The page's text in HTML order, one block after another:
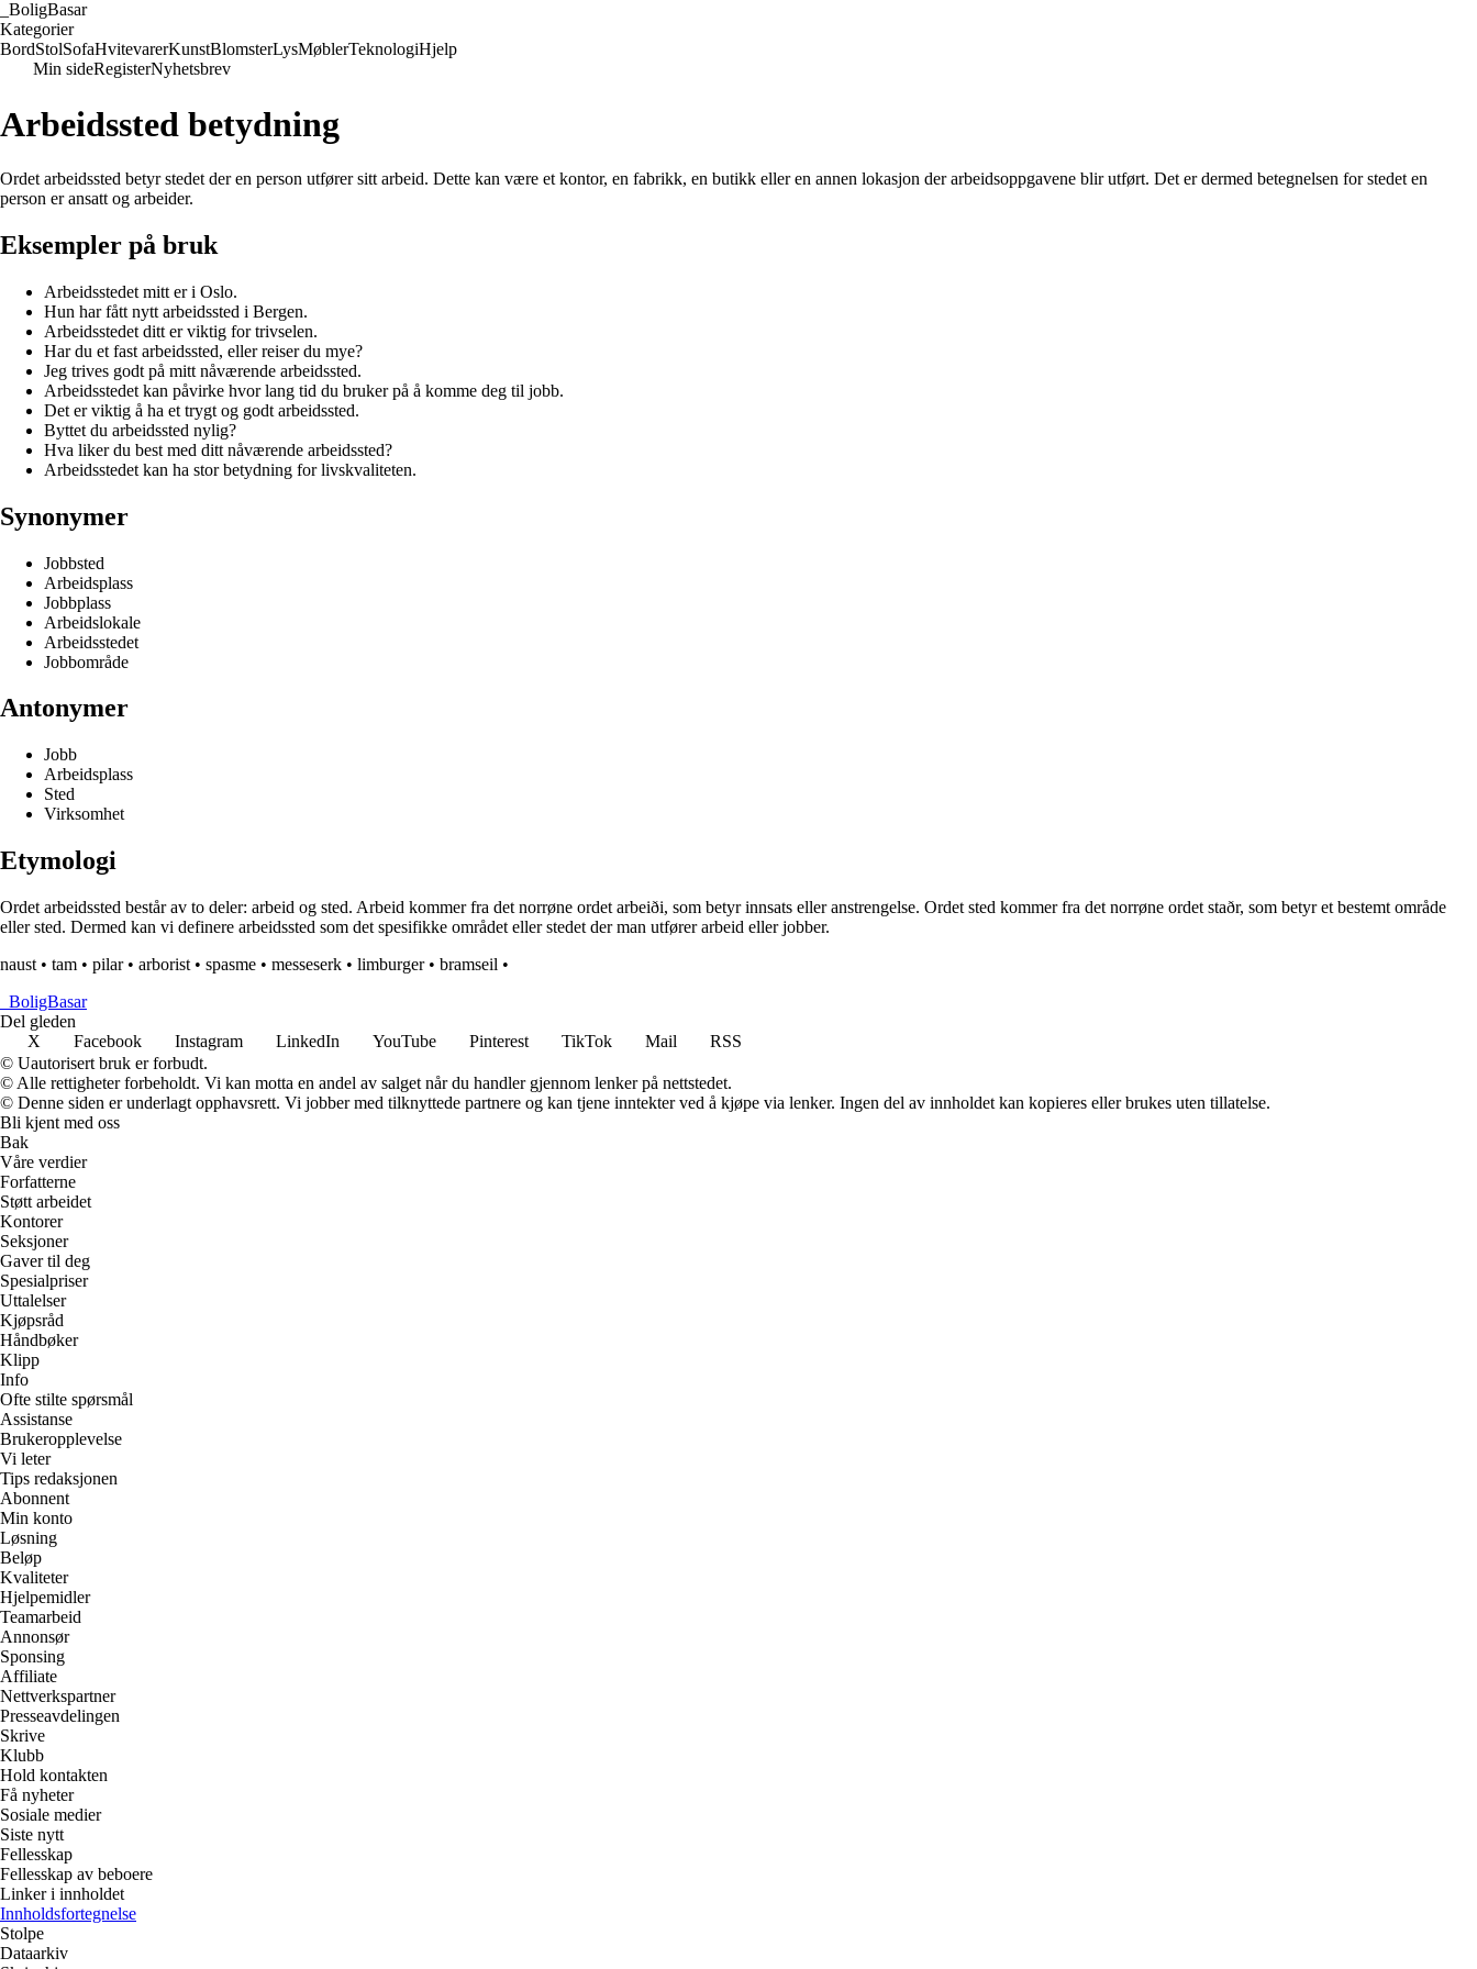
BoligBasar
Kategorier
BordStolSofaHvitevarerKunstBlomsterLysMøblerTeknologiHjelp
Min sideRegisterNyhetsbrev
Arbeidssted betydning
Ordet arbeidssted betyr stedet der en person utfører sitt arbeid. Dette kan være et kontor, en fabrikk, en butikk eller en annen lokasjon der arbeidsoppgavene blir utført. Det er dermed betegnelsen for stedet en
person er ansatt og arbeider.
Eksempler på bruk
Arbeidsstedet mitt er i Oslo.
Hun har fått nytt arbeidssted i Bergen.
Arbeidsstedet ditt er viktig for trivselen.
Har du et fast arbeidssted, eller reiser du mye?
Jeg trives godt på mitt nåværende arbeidssted.
Arbeidsstedet kan påvirke hvor lang tid du bruker på å komme deg til jobb.
Det er viktig å ha et trygt og godt arbeidssted.
Byttet du arbeidssted nylig?
Hva liker du best med ditt nåværende arbeidssted?
Arbeidsstedet kan ha stor betydning for livskvaliteten.
Synonymer
Jobbsted
Arbeidsplass
Jobbplass
Arbeidslokale
Arbeidsstedet
Jobbområde
Antonymer
Jobb
Arbeidsplass
Sted
Virksomhet
Etymologi
Ordet arbeidssted består av to deler: arbeid og sted. Arbeid kommer fra det norrøne ordet arbeiði, som betyr innsats eller anstrengelse. Ordet sted kommer fra det norrøne ordet staðr, som betyr et bestemt område
eller sted. Dermed kan vi definere arbeidssted som det spesifikke området eller stedet der man utfører arbeid eller jobber.
naust • tam • pilar• arborist • spasme • messeserk • limburger• bramseil •
BoligBasar
Del gleden
X
Facebook Instagram LinkedIn YouTube Pinterest TikTok Mail
RSS
© Uautorisert bruk er forbudt.
© Alle rettigheter forbeholdt. Vi kan motta en andel av salget når du handler gjennom lenker på nettstedet.
© Denne siden er underlagt opphavsrett. Vi jobber med tilknyttede partnere og kan tjene inntekter ved å kjøpe via lenker. Ingen del av innholdet kan kopieres eller brukes uten tillatelse.
Bli kjent med oss
Bak
Våre verdier
Forfatterne
Støtt arbeidet
Kontorer
Seksjoner
Gaver til deg
Spesialpriser
Uttalelser
Kjøpsråd
Håndbøker
Klipp
Info
Ofte stilte spørsmål
Assistanse
Brukeropplevelse
Vi leter
Tips redaksjonen
Abonnent
Min konto
Løsning
Beløp
Kvaliteter
Hjelpemidler
Teamarbeid
Annonsør
Sponsing
Affiliate
Nettverkspartner
Presseavdelingen
Skrive
Klubb
Hold kontakten
Få nyheter
Sosiale medier
Siste nytt
Fellesskap
Fellesskap av beboere
Linker i innholdet
Innholdsfortegnelse
Stolpe
Dataarkiv